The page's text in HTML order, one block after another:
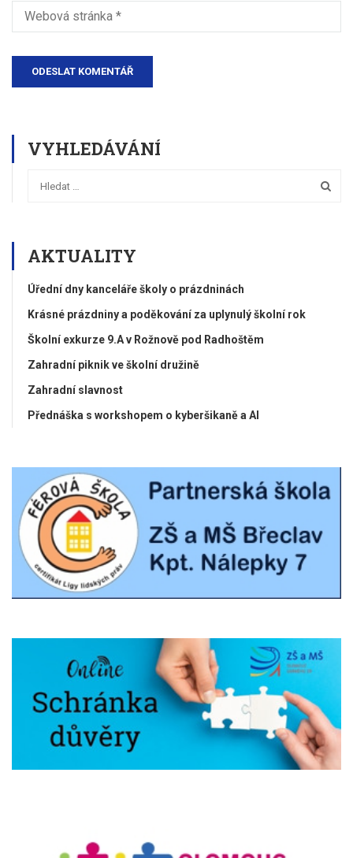
VYHLEDÁVÁNÍ
AKTUALITY
Úřední dny kanceláře školy o prázdninách
Krásné prázdniny a poděkování za uplynulý školní rok
Školní exkurze 9.A v Rožnově pod Radhoštěm
Zahradní piknik ve školní družině
Zahradní slavnost
Přednáška s workshopem o kyberšikaně a AI